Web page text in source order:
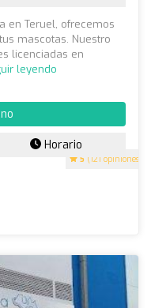
5 (121 opiniones)
en Teruel, ofrecemos
mascotas. Nuestro
licenciadas en
leyendo
Horario